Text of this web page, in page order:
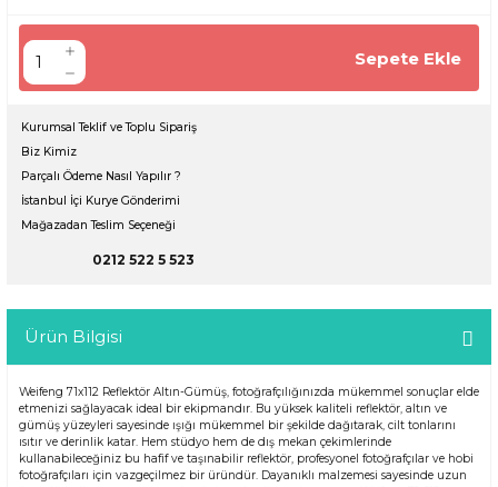
Sepete Ekle
Kurumsal Teklif ve Toplu Sipariş
Biz Kimiz
Parçalı Ödeme Nasıl Yapılır ?
İstanbul İçi Kurye Gönderimi
Mağazadan Teslim Seçeneği
0212 522 5 523
Ürün Bilgisi
Weifeng 71x112 Reflektör Altın-Gümüş, fotoğrafçılığınızda mükemmel sonuçlar elde
etmenizi sağlayacak ideal bir ekipmandır. Bu yüksek kaliteli reflektör, altın ve
gümüş yüzeyleri sayesinde ışığı mükemmel bir şekilde dağıtarak, cilt tonlarını
ısıtır ve derinlik katar. Hem stüdyo hem de dış mekan çekimlerinde
kullanabileceğiniz bu hafif ve taşınabilir reflektör, profesyonel fotoğrafçılar ve hobi
fotoğrafçıları için vazgeçilmez bir üründür. Dayanıklı malzemesi sayesinde uzun